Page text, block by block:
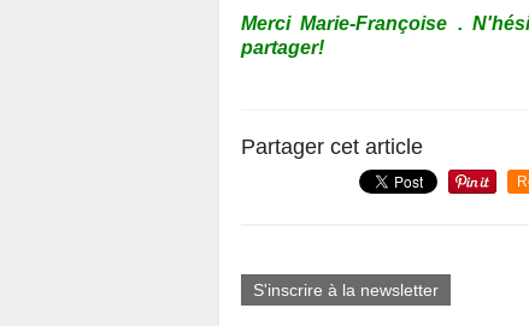
Merci Marie-Françoise .
partager!
Partager cet article
S'inscrire à la newsletter